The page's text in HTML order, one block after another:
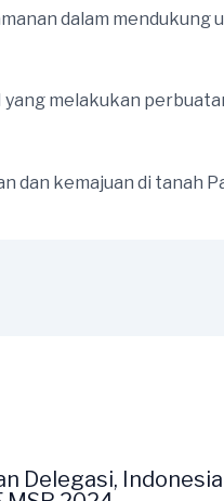
dalam mendukung
yang melakukan
dan kemajuan di tanah
Delegasi,